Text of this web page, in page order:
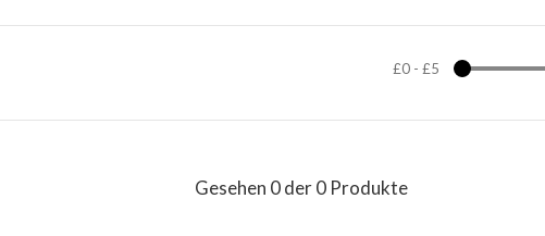
£0- £5
Gesehen 0 der 0 Produkte